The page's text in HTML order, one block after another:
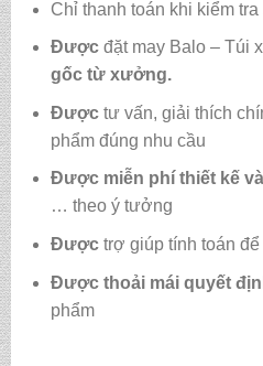
Chỉ thanh toán khi kiểm
Đượcđặt may Balo – Túi
gốc từ xưởng.
Được tư vấn, giải thích
phẩm đúng nhu cầu
Được miễn phí thiết kế
… theo ý tưởng
Được trợ giúp tính toán
Được thoải mái quyết
phẩm